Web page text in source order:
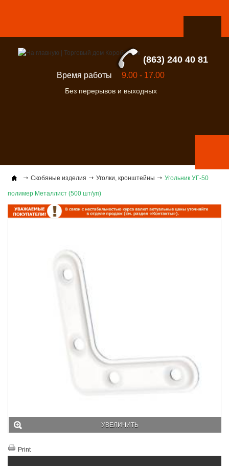
(863) 240 40 81
Время работы 9.00 - 17.00
Без перерывов и выходных
Скобяные изделия Уголки, кронштейны Угольник УГ-50
полимер Металлист (500 шт/уп)
УВЕЛИЧИТЬ
Print